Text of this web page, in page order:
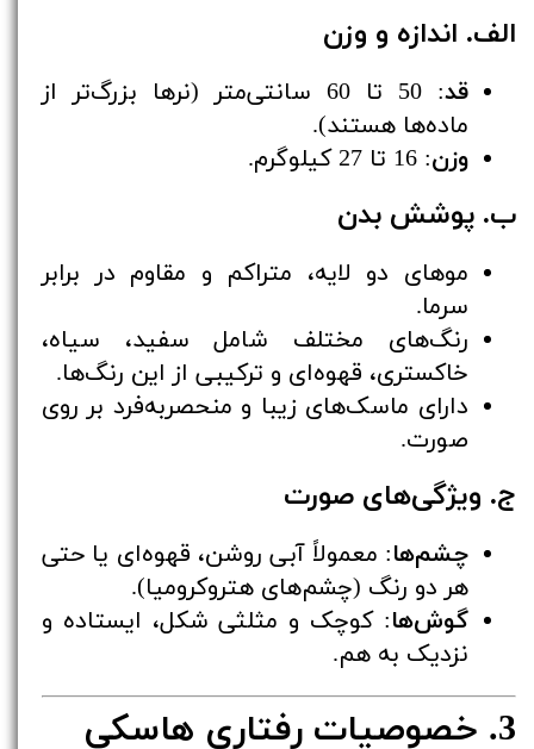
الف. اندازه و وزن
قد
: 50 تا 60 سانتی‌متر (نرها بزرگ‌تر از
ماده‌ها هستند).
وزن: 16 تا 27 کیلوگرم.
ب. پوشش بدن
موهای دو لایه، متراکم و مقاوم در برابر
سرما.
رنگ‌های مختلف شامل سفید، سیاه،
خاکستری، قهوه‌ای و ترکیبی از این رنگ‌ها.
دارای ماسک‌های زیبا و منحصر‌به‌فرد بر روی
صورت.
ج. ویژگی‌های صورت
چشم‌ها: معمولاً آبی روشن، قهوه‌ای یا حتی
هر دو رنگ (چشم‌های هتروکرومیا).
گوش‌ها: کوچک و مثلثی شکل، ایستاده و
نزدیک به هم.
3. خصوصیات رفتاری هاسکی